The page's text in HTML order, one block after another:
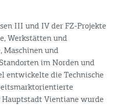
III und IV der FZ-Projekte
Werkstätten und
Maschinen und
im Norden und
entwickelte die Technische
Hauptstadt Vientiane wurde